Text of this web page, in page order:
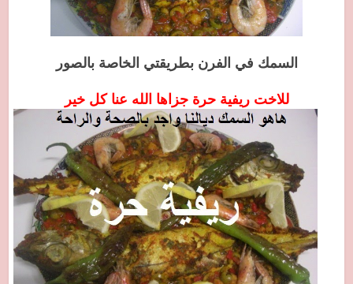
السمك في الفرن بطريقتي الخاصة بالصور
للاخت ريفية حرة جزاها الله عنا كل خير